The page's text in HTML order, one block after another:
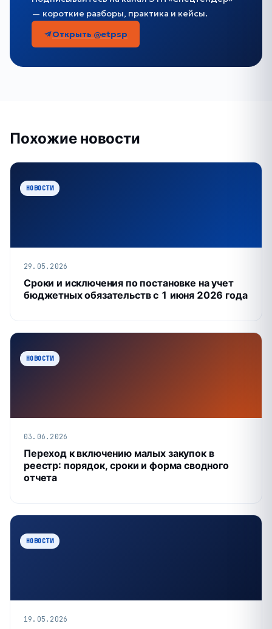
— короткие разборы, практика и кейсы.
Открыть @etpsp
Похожие новости
НОВОСТИ
29.05.2026
Сроки и исключения по постановке на учет
бюджетных обязательств с 1 июня 2026 года
НОВОСТИ
03.06.2026
Переход к включению малых закупок в
реестр: порядок, сроки и форма сводного
отчета
НОВОСТИ
19.05.2026